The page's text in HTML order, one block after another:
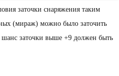
заточки снаряжения таким
(мираж) можно было заточить
заточки выше +9 должен быть